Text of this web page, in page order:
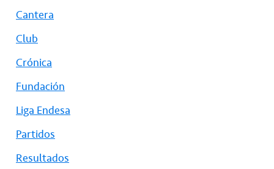
Cantera
Club
Crónica
Fundación
Liga Endesa
Partidos
Resultados